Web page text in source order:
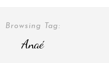
Browsing Tag:
Anaé